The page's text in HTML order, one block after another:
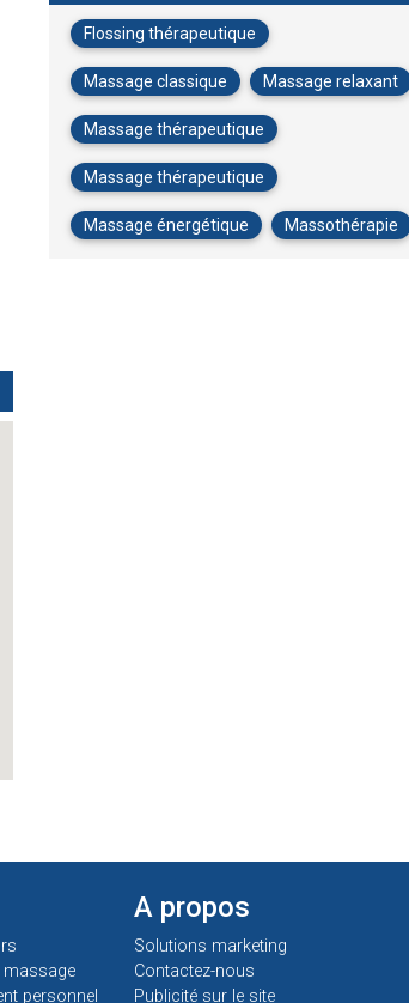
Flossing thérapeutique
Massage classique Massage relaxant
Massage thérapeutique
Massage thérapeutique
Massage énergétique Massothérapie
massage
personnel
A propos
Solutions marketing
Contactez-nous
Publicité sur le site